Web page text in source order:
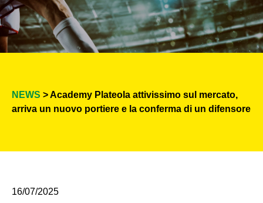
NEWS > Academy Plateola attivissimo sul mercato,
arriva un nuovo portiere e la conferma di un difensore
16/07/2025